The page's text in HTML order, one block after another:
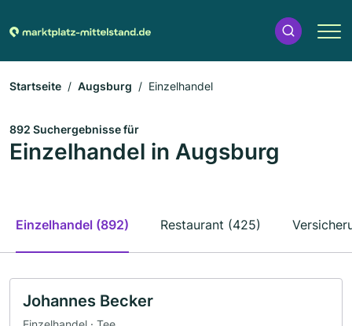
Startseite Augsburg Einzelhandel
892 Suchergebnisse für
Einzelhandel in Augsburg
Einzelhandel (892) Restaurant (425)
Johannes Becker